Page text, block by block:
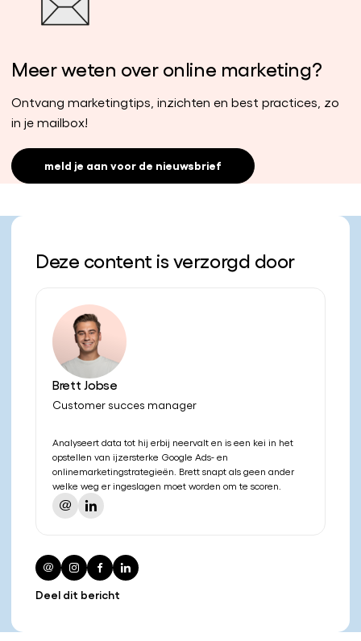
Meer weten over online marketing?
Ontvang marketingtips, inzichten en best practices, zo
in je mailbox!
meld je aan voor de nieuwsbrief
Deze content is verzorgd door
Deel dit bericht
Brett Jobse
Customer succes manager
Analyseert data tot hij erbij neervalt en is een kei in het
opstellen van ijzersterke Google Ads- en
onlinemarketingstrategieën. Brett snapt als geen ander
welke weg er ingeslagen moet worden om te scoren.